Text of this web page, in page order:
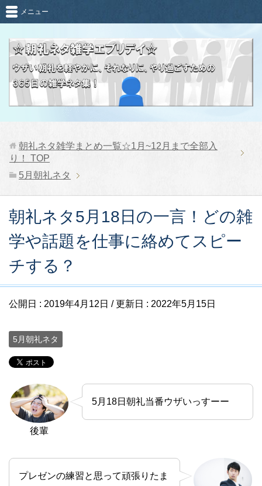
メニュー
朝礼ネタ雑学まとめ一覧☆1月~12月まで全部入
り！
TOP
5月朝礼ネタ
朝礼ネタ5月18日の一言！どの雑
学や話題を仕事に絡めてスピー
チする？
公開日 : 2019年4月12日 / 更新日 : 2022年5月15日
5月朝礼ネタ
後輩
5月18日朝礼当番ウザいっすーー
プレゼンの練習と思って頑張りたま